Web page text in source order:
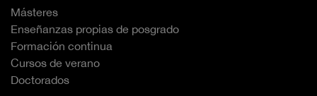
Másteres
Enseñanzas propias de posgrado
Formación continua
Cursos de verano
Doctorados